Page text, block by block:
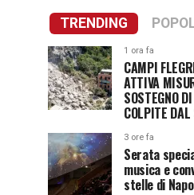
TRENDING
1 ora fa
CAMPI
ATTIVA
SOSTEGNO
COLPITE
3 ore fa
Serata
musica e
stelle di